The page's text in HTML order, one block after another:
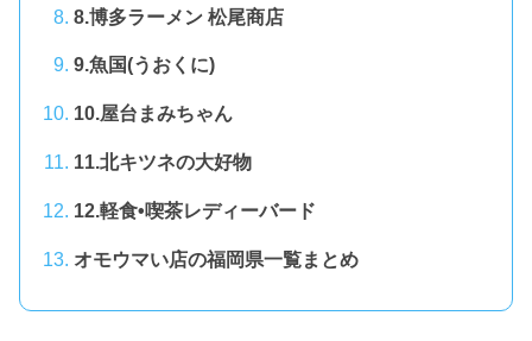
8.博多ラーメン 松尾商店
9.魚国(うおくに)
10.屋台まみちゃん
11.北キツネの大好物
12.軽食•喫茶レディーバード
オモウマい店の福岡県一覧まとめ